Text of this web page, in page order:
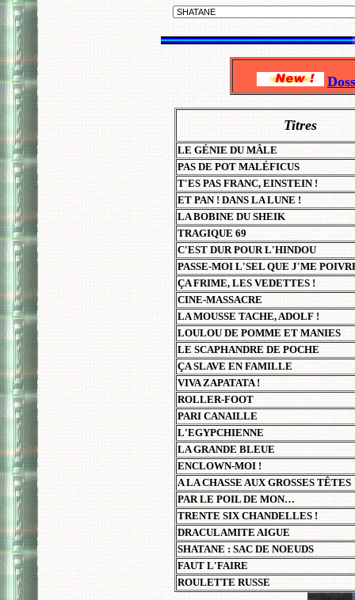
Titres
LE GÉNIE DU MÂLE
PAS DE POT MALÉFICUS
T'ES PAS FRANC, EINSTEIN !
ET PAN ! DANS LA LUNE !
LA BOBINE DU SHEIK
TRAGIQUE 69
C'EST DUR POUR L'HINDOU
PASSE-MOI L'SEL QUE J'ME
ÇA FRIME, LES VEDETTES !
CINE-MASSACRE
LA MOUSSE TACHE, ADOLF !
LOULOU DE POMME ET MANIES
LE SCAPHANDRE DE POCHE
ÇA SLAVE EN FAMILLE
VIVA ZAPATATA !
ROLLER-FOOT
PARI CANAILLE
L'EGYPCHIENNE
LA GRANDE BLEUE
ENCLOWN-MOI !
A LA CHASSE AUX GROSSES TÊTES
PAR LE POIL DE MON…
TRENTE SIX CHANDELLES !
DRACULAMITE AIGUE
SHATANE : SAC DE NOEUDS
FAUT L'FAIRE
ROULETTE RUSSE